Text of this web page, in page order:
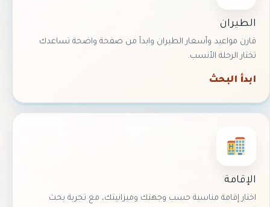
الطيران
قارن مواعيد وأسعار الطيران وابدأ من صفحة واضحة تساعدك
تختار الرحلة الأنسب.
ابدأ البحث
الإقامة
اختار إقامة مناسبة حسب وجهتك وميزانيتك، مع تجربة بحث